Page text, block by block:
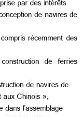
par des intérêts
de navires de
récemment des
de ferries
de navires de
Chinois »,
l’assemblage